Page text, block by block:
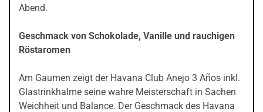
Abend.
Geschmack von Schokolade, Vanille und rauchigen
Röstaromen
Am Gaumen zeigt der Havana Club Anejo 3 Años inkl.
Glastrinkhalme seine wahre Meisterschaft in Sachen
Weichheit und Balance. Der Geschmack des Havana